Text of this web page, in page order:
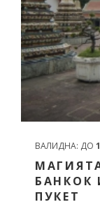
ВАЛИДНА: ДО
БАНКОК
ПУКЕТ